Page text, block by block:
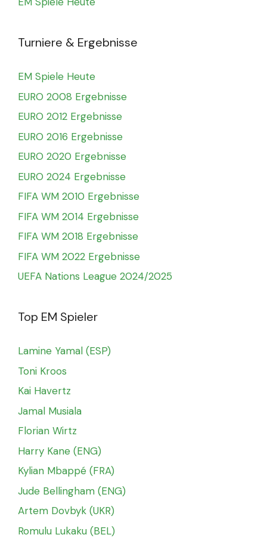
Turniere & Ergebnisse
EM Spiele Heute
EURO 2008 Ergebnisse
EURO 2012 Ergebnisse
EURO 2016 Ergebnisse
EURO 2020 Ergebnisse
EURO 2024 Ergebnisse
FIFA WM 2010 Ergebnisse
FIFA WM 2014 Ergebnisse
FIFA WM 2018 Ergebnisse
FIFA WM 2022 Ergebnisse
UEFA Nations League 2024/2025
Top EM Spieler
Lamine Yamal (ESP)
Toni Kroos
Kai Havertz
Jamal Musiala
Florian Wirtz
Harry Kane (ENG)
Kylian Mbappé (FRA)
Jude Bellingham (ENG)
Artem Dovbyk (UKR)
Romulu Lukaku (BEL)